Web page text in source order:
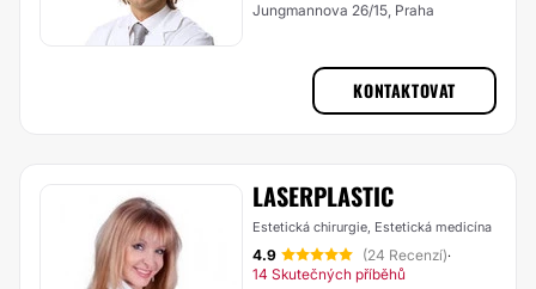
Jungmannova 26/15, Praha
KONTAKTOVAT
LASERPLASTIC
Estetická chirurgie, Estetická medicína
4.9 (24 Recenzí)·
14 Skutečných příběhů